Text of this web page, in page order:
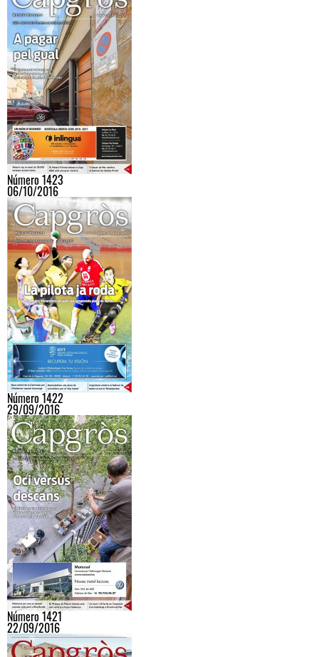
Número 1423
06/10/2016
Número 1422
29/09/2016
Número 1421
22/09/2016